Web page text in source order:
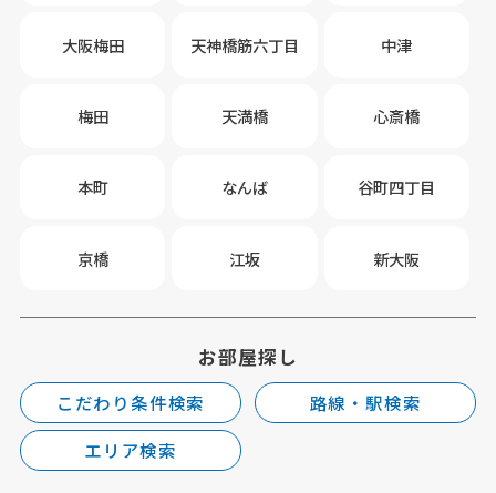
大阪梅田 天神橋筋六丁目 中津
梅田 天満橋 心斎橋
本町 なんば 谷町四丁目
京橋 江坂 新大阪
お部屋探し
こだわり条件検索
路線・駅検索
エリア検索